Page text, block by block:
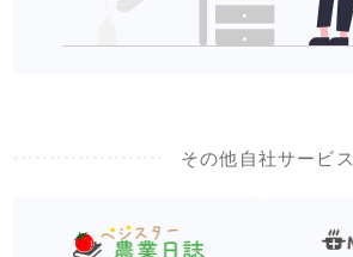
その他自社サービス